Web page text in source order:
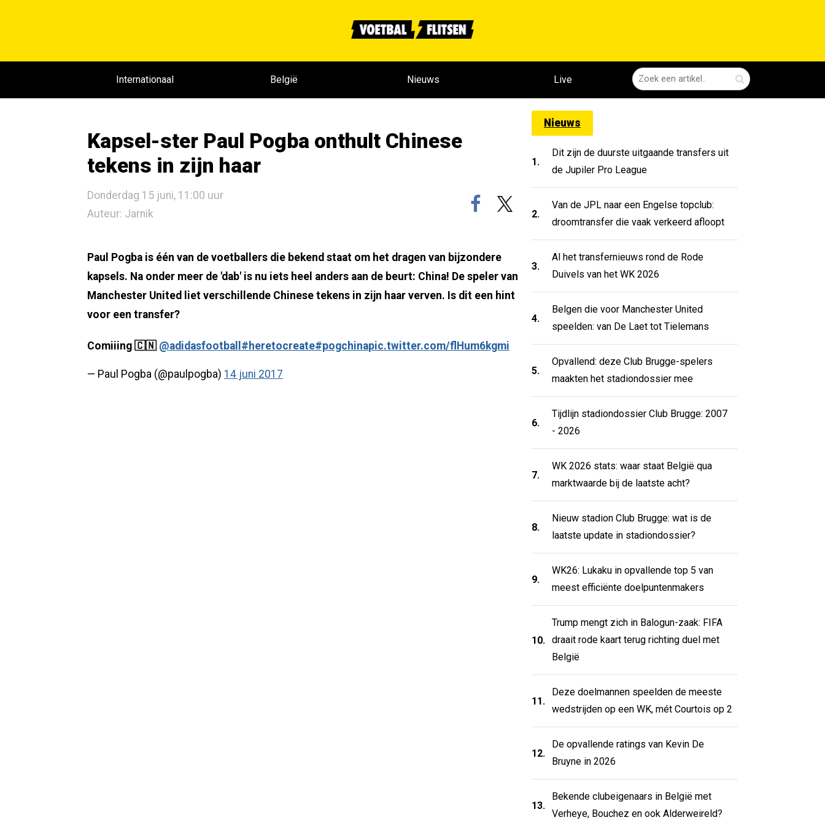
Internationaal België Nieuws Live
Kapsel-ster Paul Pogba onthult Chinese
tekens in zijn haar
Donderdag 15 juni, 11:00 uur
Auteur: Jarnik
Paul Pogba is één van de voetballers die bekend staat om het dragen van bijzondere
kapsels. Na onder meer de 'dab' is nu iets heel anders aan de beurt: China! De speler van
Manchester United liet verschillende Chinese tekens in zijn haar verven. Is dit een hint
voor een transfer?
Comiiing 🇨🇳 @adidasfootball #heretocreate#pogchinapic.twitter.com/flHum6kgmi
— Paul Pogba (@paulpogba) 14 juni 2017
Nieuws
1.
Dit zijn de duurste uitgaande transfers uit
de Jupiler Pro League
2.
Van de JPL naar een Engelse topclub:
droomtransfer die vaak verkeerd afloopt
3.
Al het transfernieuws rond de Rode
Duivels van het WK 2026
4.
Belgen die voor Manchester United
speelden: van De Laet tot Tielemans
5.
Opvallend: deze Club Brugge-spelers
maakten het stadiondossier mee
6.
Tijdlijn stadiondossier Club Brugge: 2007
- 2026
7.
WK 2026 stats: waar staat België qua
marktwaarde bij de laatste acht?
8.
Nieuw stadion Club Brugge: wat is de
laatste update in stadiondossier?
9.
WK26: Lukaku in opvallende top 5 van
meest efficiënte doelpuntenmakers
10.
Trump mengt zich in Balogun-zaak: FIFA
draait rode kaart terug richting duel met
België
11.
Deze doelmannen speelden de meeste
wedstrijden op een WK, mét Courtois op 2
12.
De opvallende ratings van Kevin De
Bruyne in 2026
13.
Bekende clubeigenaars in België met
Verheye, Bouchez en ook Alderweireld?